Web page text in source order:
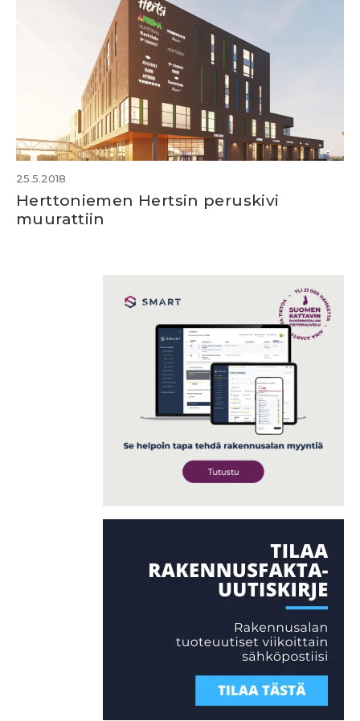
25.5.2018
Herttoniemen Hertsin peruskivi
muurattiin